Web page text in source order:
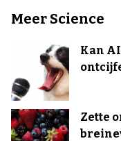
Meer Science
Kan
Zette